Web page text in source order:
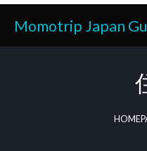
Skip
content
Momotrip Japan